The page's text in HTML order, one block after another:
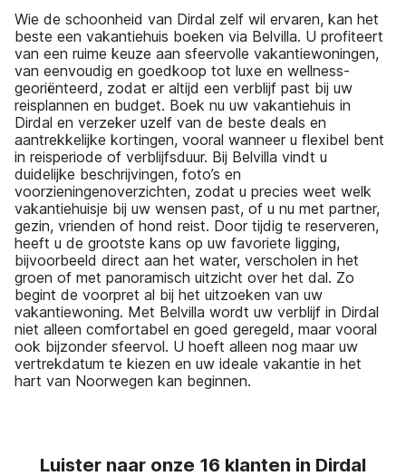
Wie de schoonheid van Dirdal zelf wil ervaren, kan het
beste een vakantiehuis boeken via Belvilla. U profiteert
van een ruime keuze aan sfeervolle vakantiewoningen,
van eenvoudig en goedkoop tot luxe en wellness-
georiënteerd, zodat er altijd een verblijf past bij uw
reisplannen en budget. Boek nu uw vakantiehuis in
Dirdal en verzeker uzelf van de beste deals en
aantrekkelijke kortingen, vooral wanneer u flexibel bent
in reisperiode of verblijfsduur. Bij Belvilla vindt u
duidelijke beschrijvingen, foto’s en
voorzieningenoverzichten, zodat u precies weet welk
vakantiehuisje bij uw wensen past, of u nu met partner,
gezin, vrienden of hond reist. Door tijdig te reserveren,
heeft u de grootste kans op uw favoriete ligging,
bijvoorbeeld direct aan het water, verscholen in het
groen of met panoramisch uitzicht over het dal. Zo
begint de voorpret al bij het uitzoeken van uw
vakantiewoning. Met Belvilla wordt uw verblijf in Dirdal
niet alleen comfortabel en goed geregeld, maar vooral
ook bijzonder sfeervol. U hoeft alleen nog maar uw
vertrekdatum te kiezen en uw ideale vakantie in het
hart van Noorwegen kan beginnen.
Luister naar onze 16 klanten in Dirdal